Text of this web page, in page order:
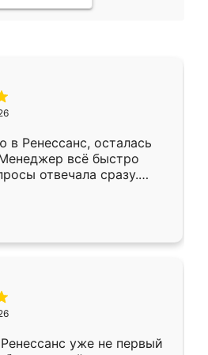
в Ренессанс, осталась
всё быстро
отвечала сразу.
в субботу, подошёл к
Собрали
аккуратно, даже
уже не первый